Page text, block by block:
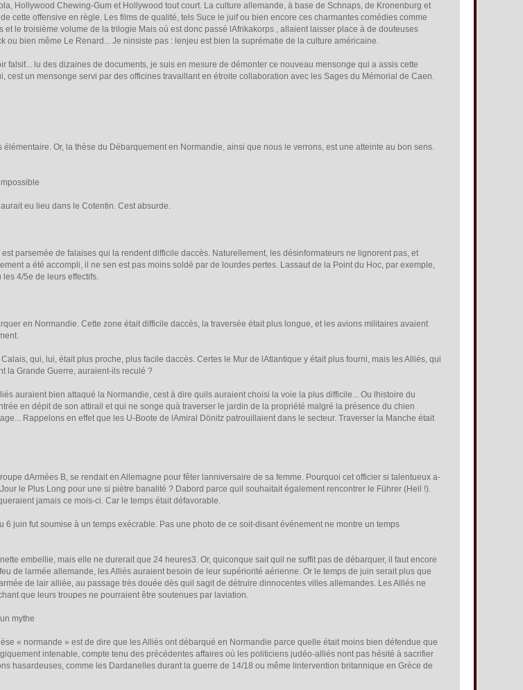
Hollywood Chewing-Gum et Hollywood tout court. La culture allemande, à base de Schnaps, de Kronenburg et
cette offensive en règle. Les films de qualité, tels Suce le juif ou bien encore ces charmantes comédies comme
et le troisième volume de la trilogie Mais où est donc passé lAfrikakorps , allaient laisser place à de douteuses
ou bien même Le Renard... Je ninsiste pas : lenjeu est bien la suprématie de la culture américaine.
lu des dizaines de documents, je suis en mesure de démonter ce nouveau mensonge qui a assis cette
cest un mensonge servi par des officines travaillant en étroite collaboration avec les Sages du Mémorial de Caen.
Or, la thèse du Débarquement en Normandie, ainsi que nous le verrons, est une atteinte au bon sens.
eu lieu dans le Cotentin. Cest absurde.
parsemée de falaises qui la rendent difficile daccès. Naturellement, les désinformateurs ne lignorent pas, et
a été accompli, il ne sen est pas moins soldé par de lourdes pertes. Lassaut de la Point du Hoc, par exemple,
4/5e de leurs effectifs.
en Normandie. Cette zone était difficile daccès, la traversée était plus longue, et les avions militaires avaient
qui, lui, était plus proche, plus facile daccès. Certes le Mur de lAtlantique y était plus fourni, mais les Alliés, qui
la Grande Guerre, auraient-ils reculé ?
auraient bien attaqué la Normandie, cest à dire quils auraient choisi la voie la plus difficile... Ou lhistoire du
en dépit de son attirail et qui ne songe quà traverser le jardin de la propriété malgré la présence du chien
Rappelons en effet que les U-Boote de lAmiral Dönitz patrouillaient dans le secteur. Traverser la Manche était
dArmées B, se rendait en Allemagne pour fêter lanniversaire de sa femme. Pourquoi cet officier si talentueux a-
le Plus Long pour une si piètre banalité ? Dabord parce quil souhaitait également rencontrer le Führer (Heil !).
jamais ce mois-ci. Car le temps était défavorable.
juin fut soumise à un temps exécrable. Pas une photo de ce soit-disant événement ne montre un temps
embellie, mais elle ne durerait que 24 heures3. Or, quiconque sait quil ne suffit pas de débarquer, il faut encore
de larmée allemande, les Alliés auraient besoin de leur supériorité aérienne. Or le temps de juin serait plus que
de lair alliée, au passage très douée dès quil sagit de détruire dinnocentes villes allemandes. Les Alliés ne
que leurs troupes ne pourraient être soutenues par laviation.
mythe
« normande » est de dire que les Alliés ont débarqué en Normandie parce quelle était moins bien défendue que
intenable, compte tenu des précédentes affaires où les politiciens judéo-alliés nont pas hésité à sacrifier
hasardeuses, comme les Dardanelles durant la guerre de 14/18 ou même lintervention britannique en Grèce de